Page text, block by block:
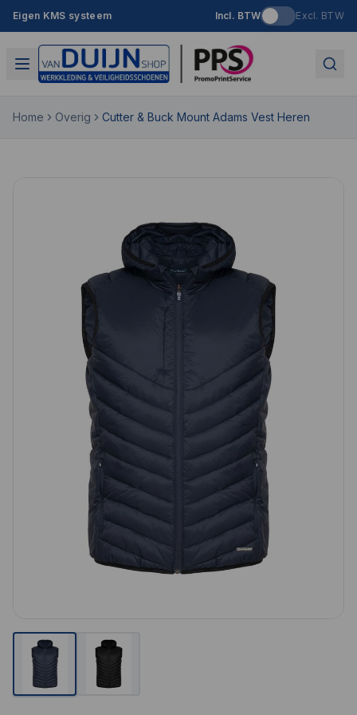
Eigen KMS systeem Incl. BTW Excl. BTW
Home Overig Cutter & Buck Mount Adams Vest Heren